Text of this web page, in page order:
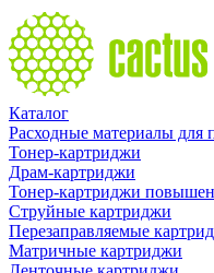
Каталог
Расходные материалы для
Тонер-картриджи
Драм-картриджи
Тонер-картриджи
Струйные картриджи
Перезаправляемые
Матричные картриджи